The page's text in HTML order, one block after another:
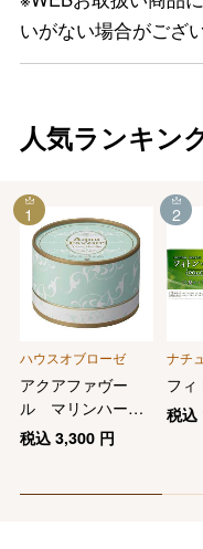
いがない場合がござ
人気ランキン
ハウスオブローゼ
アクアファヴー
ル マリンハーブ
スパ ボディパウ
ダー
税込 3,300円
1
ナチ
フィ
税込
2